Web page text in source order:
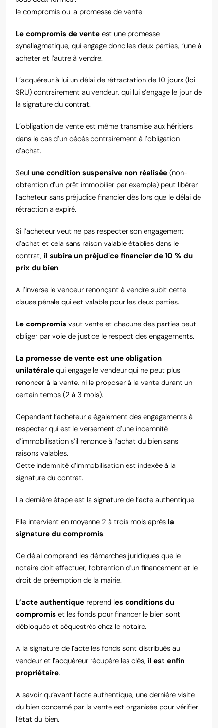
le compromis ou la promesse de vente
Le compromis de vente est une promesse
synallagmatique, qui engage donc les deux parties, l’une à
acheter et l’autre à vendre.
L’acquéreur à lui un délai de rétractation de 10 jours (loi
SRU) contrairement au vendeur, qui lui s’engage le jour de
la signature du contrat.
L’obligation de vente est même transmise aux héritiers
dans le cas d’un décès contrairement à l’obligation
d’achat.
Seul une condition suspensive non réalisée (non-
obtention d’un prêt immobilier par exemple) peut libérer
l’acheteur sans préjudice financier dès lors que le délai de
rétraction a expiré.
Si l’acheteur veut ne pas respecter son engagement
d’achat et cela sans raison valable établies dans le
contrat, il subira un préjudice financier de 10 % du
prix du bien.
A l’inverse le vendeur renonçant à vendre subit cette
clause pénale qui est valable pour les deux parties.
Le compromis vaut vente et chacune des parties peut
obliger par voie de justice le respect des engagements.
La promesse de vente est une obligation
unilatérale qui engage le vendeur qui ne peut plus
renoncer à la vente, ni le proposer à la vente durant un
certain temps (2 à 3 mois).
Cependant l’acheteur a également des engagements à
respecter qui est le versement d’une indemnité
d’immobilisation s’il renonce à l’achat du bien sans
raisons valables.
Cette indemnité d’immobilisation est indexée à la
signature du contrat.
La dernière étape est la signature de l’acte authentique
Elle intervient en moyenne 2 à trois mois après la
signature du compromis.
Ce délai comprend les démarches juridiques que le
notaire doit effectuer, l’obtention d’un financement et le
droit de préemption de la mairie.
L’acte authentique reprend les conditions du
compromis et les fonds pour financer le bien sont
débloqués et séquestrés chez le notaire.
A la signature de l’acte les fonds sont distribués au
vendeur et l’acquéreur récupère les clés, il est enfin
propriétaire.
A savoir qu’avant l’acte authentique, une dernière visite
du bien concerné par la vente est organisée pour vérifier
l’état du bien.